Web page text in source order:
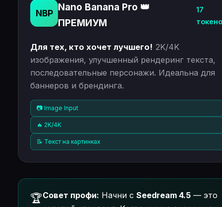
NBP Nano Banana Pro 👑
ПРЕМИУМ
17
Для тех, кто хочет лучшего! 2K/4K
изображения, улучшенный рендеринг текста,
последовательные персонажи. Идеальна для
баннеров и брендинга.
📷 Image Input
🔥 2K/4K
📝 Текст на картинках
🏆Совет профи: Начни с Seedream 4.5 — это